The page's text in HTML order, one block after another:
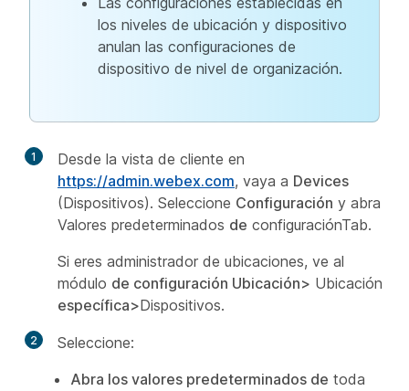
los niveles de ubicación y dispositivo
anulan las configuraciones de
dispositivo de nivel de organización.
1
Desde la vista de cliente en
https://admin.webex.com, vaya a Devices
(Dispositivos). Seleccione Configuración y abra
Valores predeterminados de configuraciónTab.
Si eres administrador de ubicaciones, ve al
módulo de configuración Ubicación> Ubicación
específica>Dispositivos.
2
Seleccione:
Abra los valores predeterminados de toda